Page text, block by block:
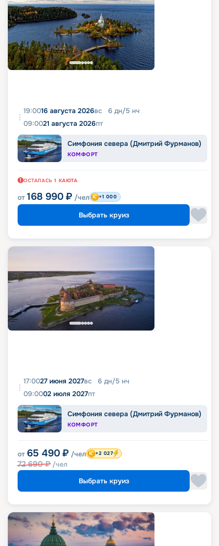
19:0016 августа 2026вс 6 дн/5 нч
09:0021 августа 2026пт
Симфония севера (Дмитрий Фурманов)
КОМФОРТ
ОСТАЛАСЬ 1 КАЮТА
от 168 990 ₽ /чел +1 000
Выбрать круиз
17:0027 июня 2027вс 6 дн/5 нч
09:0002 июля 2027пт
Симфония севера (Дмитрий Фурманов)
КОМФОРТ
от 65 490 ₽ /чел
72 690₽ /чел
+2 027
Выбрать круиз